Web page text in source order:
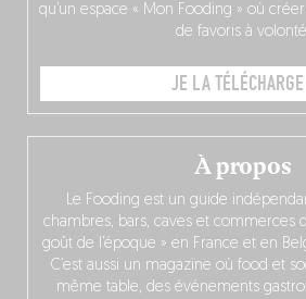
À propos
Le Fooding est un guide
chambres, bars, caves et commerces
goût de l’époque » en France et en
C’est aussi un magazine où food et
même table, des événements
qu’un espace « Mon Fooding » où
de favoris à
JE LA